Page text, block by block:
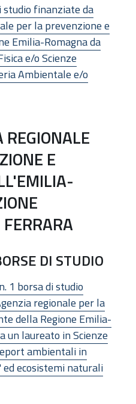
studio finanziate da
per la prevenzione e
Emilia-Romagna da
e/o Scienze
Ambientale e/o
E
DI STUDIO
1 borsa di studio
regionale per la
della Regione Emilia-
un laureato in Scienze
ambientali in
ecosistemi naturali